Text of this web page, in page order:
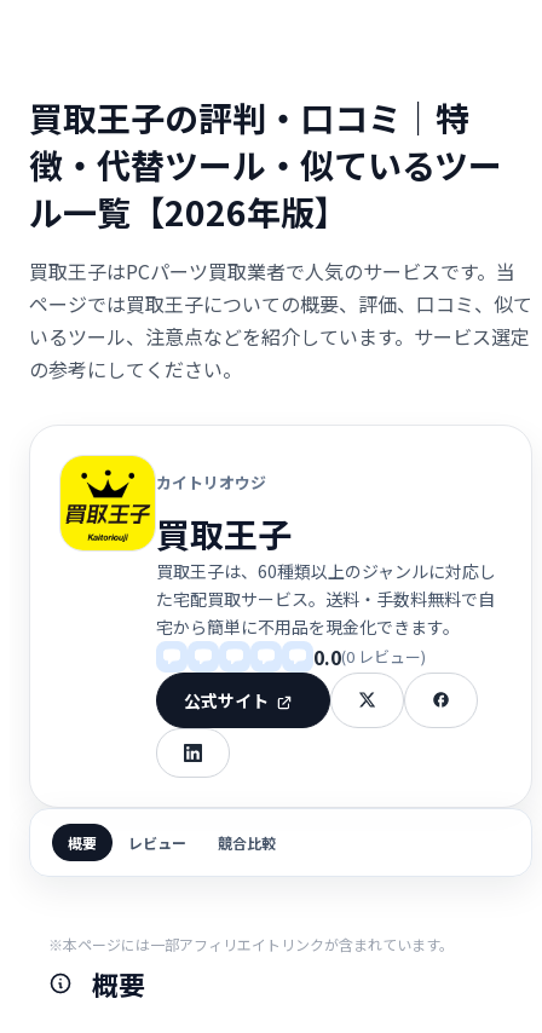
買取王子の評判・口コミ｜特
徴・代替ツール・似ているツー
ル一覧【2026年版】
買取王子はPCパーツ買取業者で人気のサービスです。当
ページでは買取王子についての概要、評価、口コミ、似て
いるツール、注意点などを紹介しています。サービス選定
の参考にしてください。
カイトリオウジ
買取王子
買取王子は、60種類以上のジャンルに対応し
た宅配買取サービス。送料・手数料無料で自
宅から簡単に不用品を現金化できます。
0.0(0 レビュー)
公式サイト
概要 レビュー 競合比較
※本ページには一部アフィリエイトリンクが含まれています。
概要